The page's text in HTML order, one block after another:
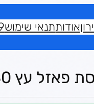
אודותתנאי שימוש
פאזל עץ 2030